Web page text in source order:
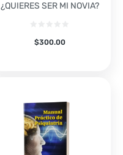
¿QUIERES SER MI NOVIA?
$300.00